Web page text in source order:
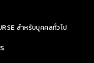
สำหรับบุคคลทั่วไป